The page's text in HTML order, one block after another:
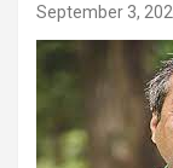
September 3,